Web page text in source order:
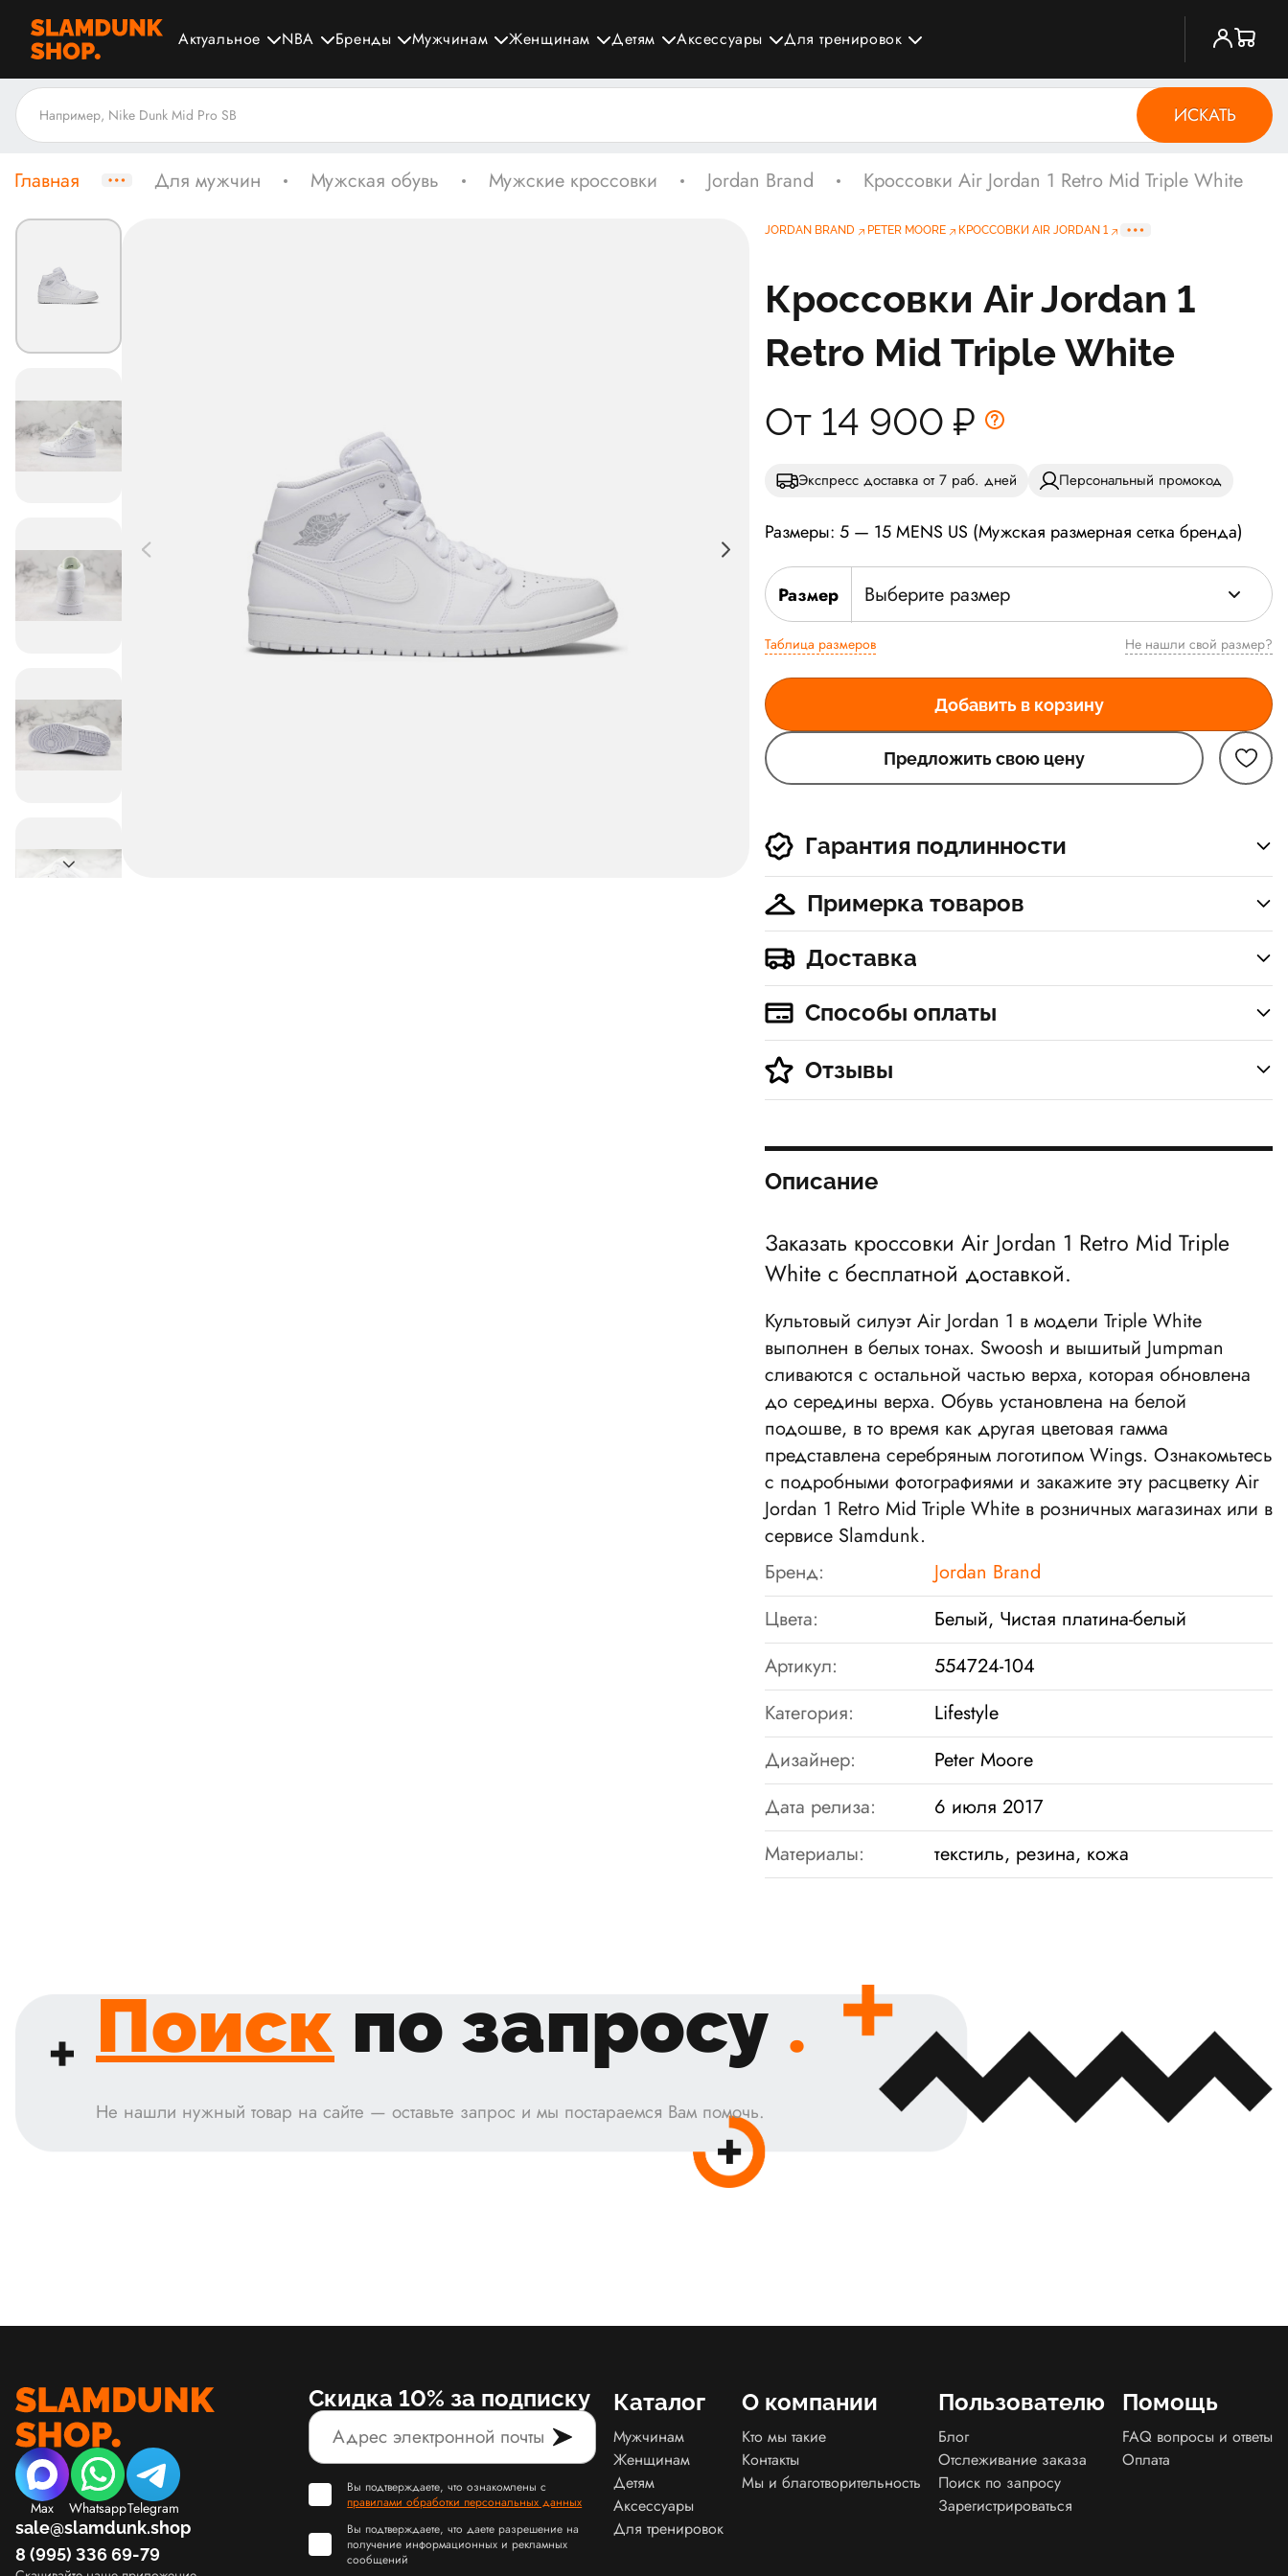
Актуальное NBA Бренды Мужчинам Женщинам Детям Аксессуары Для тренировок
ИСКАТЬ
Главная Для мужчин Мужская обувь Мужские кроссовки Jordan Brand Кроссовки Air Jordan 1 Retro Mid Triple White
JORDAN BRAND PETER MOORE КРОССОВКИ AIR JORDAN 1
Кроссовки Air Jordan 1
Retro Mid Triple White
От 14 900 ₽
Экспресс доставка от 7 раб. дней Персональный промокод
Размеры: 5 — 15 MENS US (Мужская размерная сетка бренда)
Размер Выберите размер
Таблица размеров Не нашли свой размер?
Добавить в корзину
Предложить свою цену
Гарантия подлинности
Примерка товаров
Доставка
Способы оплаты
Отзывы
Описание
Заказать кроссовки Air Jordan 1 Retro Mid Triple
White с бесплатной доставкой.
Культовый силуэт Air Jordan 1 в модели Triple White
выполнен в белых тонах. Swoosh и вышитый Jumpman
сливаются с остальной частью верха, которая обновлена ​​
до середины верха. Обувь установлена ​​на белой
подошве, в то время как другая цветовая гамма
представлена ​​серебряным логотипом Wings. Ознакомьтесь
с подробными фотографиями и закажите эту расцветку Air
Jordan 1 Retro Mid Triple White в розничных магазинах или в
сервисе Slamdunk.
Бренд:
Jordan Brand
Цвета:
Белый, Чистая платина-белый
Артикул:
554724-104
Категория:
Lifestyle
Дизайнер:
Peter Moore
Дата релиза:
6 июля 2017
Материалы:
текстиль, резина, кожа
Поиск по запросу .
Не нашли нужный товар на сайте — оставьте запрос и мы постараемся Вам помочь.
Max WhatsappTelegram
sale@slamdunk.shop
8 (995) 336 69-79
Скидка 10% за подписку
Вы подтверждаете, что ознакомлены с
правилами обработки персональных данных
Вы подтверждаете, что даете разрешение на
получение информационных и рекламных
сообщений
Каталог
Мужчинам
Женщинам
Детям
Аксессуары
Для тренировок
О компании
Кто мы такие
Контакты
Мы и благотворительность
Пользователю
Блог
Отслеживание заказа
Поиск по запросу
Зарегистрироваться
Помощь
FAQ вопросы и ответы
Оплата